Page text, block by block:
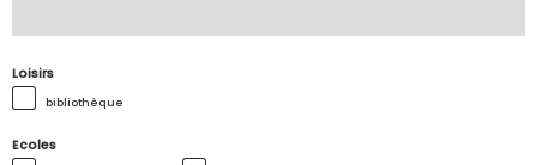
Loisirs
bibliothèque
Ecoles